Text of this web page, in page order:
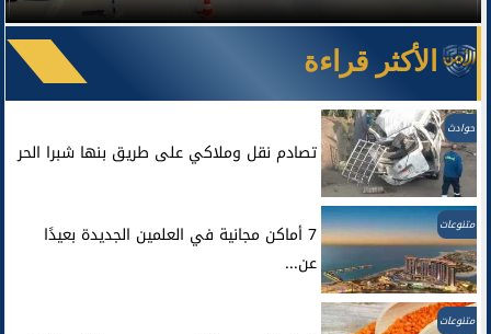
الأكثر قراءة
حوادث
تصادم نقل وملاكي على طريق بنها شبرا الحر
متنوعات
7 أماكن مجانية في العلمين الجديدة بعيدًا
عن...
متنوعات